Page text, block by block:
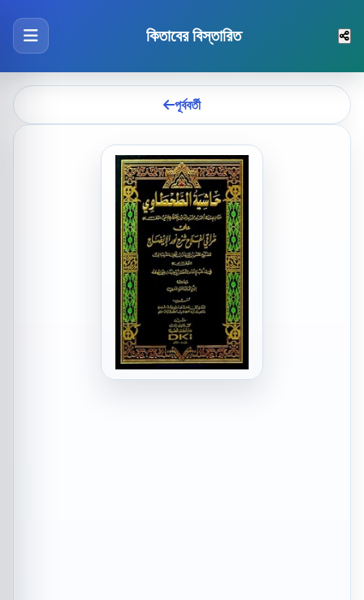
কিতাবের বিস্তারিত
পূর্ববর্তী